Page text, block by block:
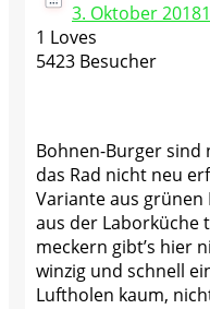
3. Oktober 2018
1 Loves
5423 Besucher
Bohnen-Burger sind
das Rad nicht neu
Variante aus
aus der Laborküche
meckern gibt’s hier
winzig und schnell
Luftholen kaum,